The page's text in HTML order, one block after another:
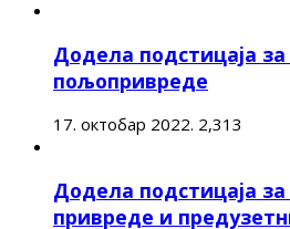
Додела подстицаја
пољопривреде
17. октобар 2022. 2,313
Додела подстицаја
привреде и